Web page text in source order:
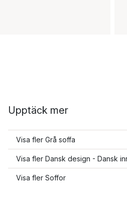
Upptäck mer
Visa fler Grå soffa
Visa fler Dansk design - Dansk
Visa fler Soffor